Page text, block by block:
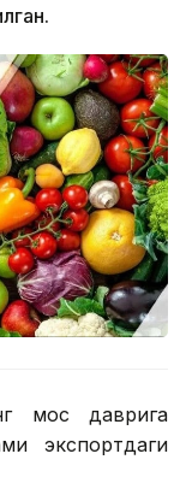
мос даврига
экспортдаги